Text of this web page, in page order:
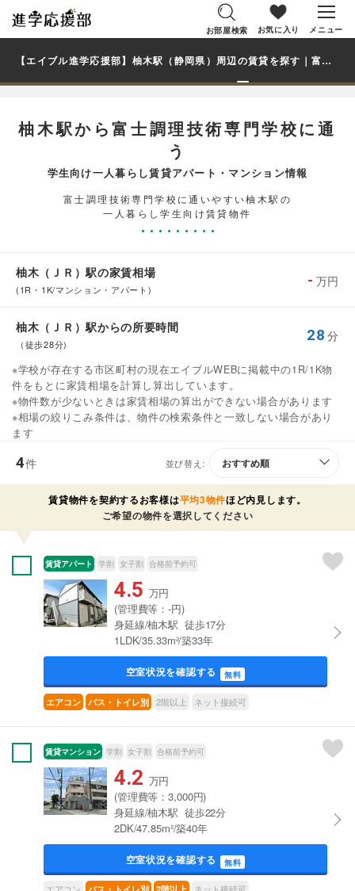
お部屋検索 お気に入り メニュー
【エイブル進学応援部】柚木駅（静岡県）周辺の賃貸を探す｜富士調理技術専門学校学生・大学生の一人暮らし向け賃貸マンション・アパート
柚木駅から富士調理技術専門学校に通
う
学生向け一人暮らし賃貸アパート・マンション情報
富士調理技術専門学校に通いやすい柚木駅の
一人暮らし学生向け賃貸物件
柚木（ＪＲ）駅の家賃相場
(1R・1K/マンション・アパート)
- 万円
柚木（ＪＲ）駅からの所要時間
（徒歩28分)
28 分
※学校が存在する市区町村の現在エイブルWEBに掲載中の1R/1K物
件をもとに家賃相場を計算し算出しています。
※物件数が少ないときは家賃相場の算出ができない場合があります
※相場の絞りこみ条件は、物件の検索条件と一致しない場合があり
ます
4件 並び替え:
賃貸物件を契約するお客様は平均3物件ほど内見します。
ご希望の物件を選択してください
賃貸アパート 学割 女子割 合格前予約可
4.5 万円
(管理費等：-円)
身延線/柚木駅 徒歩17分
1LDK/35.33m²/築33年
空室状況を確認する 無料
エアコン バス・トイレ別 2階以上 ネット接続可
賃貸マンション 学割 女子割 合格前予約可
4.2 万円
(管理費等：3,000円)
身延線/柚木駅 徒歩22分
2DK/47.85m²/築40年
空室状況を確認する 無料